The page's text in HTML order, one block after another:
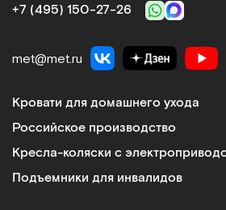
Kресло-коляска активного типа
Сообщить о
+7 (495) 150‑27‑26
met@met.ru
Кровати для домашнего ухода
Российское производство
Кресла-коляски с
Подъемники для инвалидов